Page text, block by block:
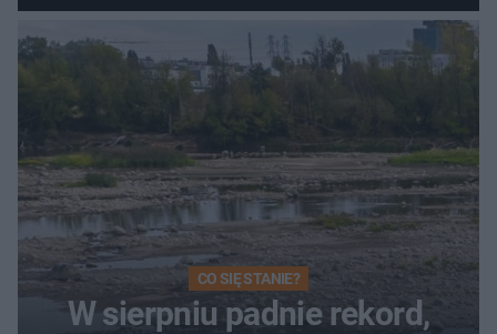
Toruniu
CO SIĘ STANIE?
W sierpniu padnie rekord,